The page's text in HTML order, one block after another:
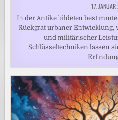
17.
In der Antike bildeten
Rückgrat urbaner
und militärischer
Schlüsseltechniken lassen